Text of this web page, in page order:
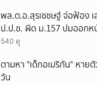
พล.ต.อ.สุรเชชษฐ์ จ่อฟ้อง เ
ป.ป.ช. ผิด ม.157 ปมออก
คดีซ้ำซ้อน
540 ดู
ตามหา "เด็กอเมริกัน" หาย
วัน